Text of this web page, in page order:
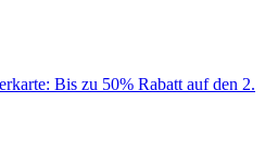
Bis zu 50% Rabatt auf den 2.